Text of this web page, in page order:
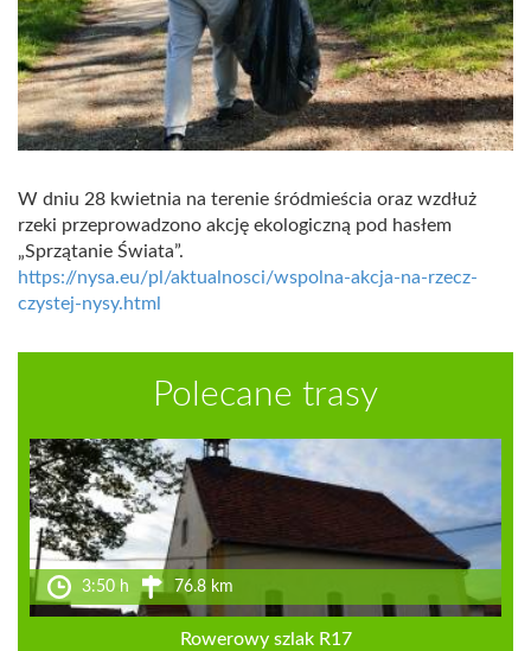
W dniu 28 kwietnia na terenie śródmieścia oraz wzdłuż
rzeki przeprowadzono akcję ekologiczną pod hasłem
„Sprzątanie Świata”.
https://nysa.eu/pl/aktualnosci/wspolna-akcja-na-rzecz-
czystej-nysy.html
Polecane trasy
3:50 h 76.8 km
Rowerowy szlak R17